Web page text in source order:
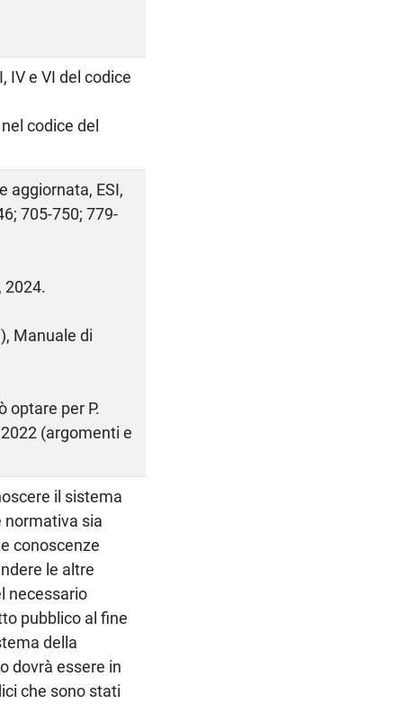
IV e VI del codice
codice del
aggiornata, ESI,
705-750; 779-
2024.
Manuale di
optare per P.
(argomenti e
il sistema
normativa sia
conoscenze
le altre
necessario
pubblico al fine
della
dovrà essere in
che sono stati